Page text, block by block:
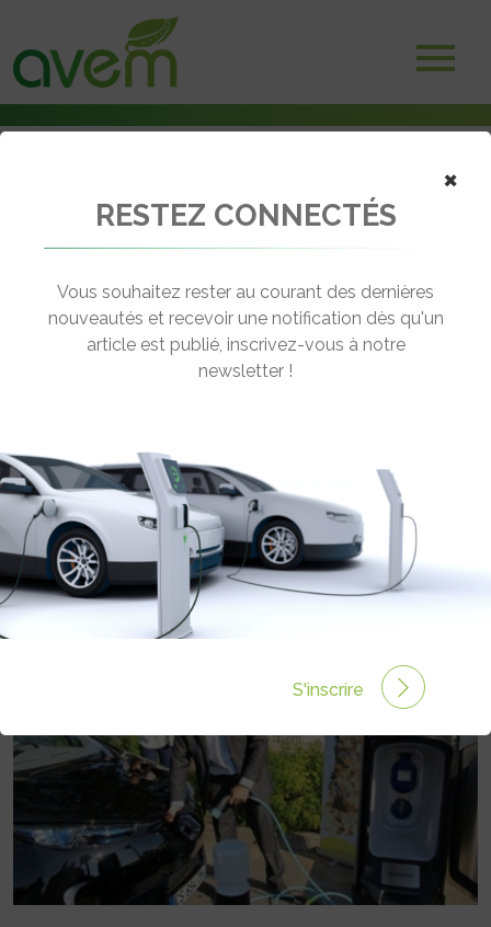
Seine et Marne – Un projet de déploiement de 200 bornes de
← Revenir aux actualités
SEINE ET MARNE – UN PROJET DE
DÉPLOIEMENT DE 200 BORNES DE
RECHARGE D’ICI FIN 2014
Rédigé par le 11 Oct 2013 à 00:00 0 commentaires
×
RESTEZ CONNECTÉS
Vous souhaitez rester au courant des dernières
nouveautés et recevoir une notification dès qu'un
article est publié, inscrivez-vous à notre
newsletter !
S'inscrire